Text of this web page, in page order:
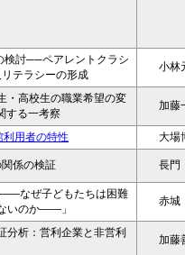
検討──ペアレントクラシ
テラシーの形成
小林
・高校生の職業希望の変
する一考察
加藤
用者の特性 大場
係の検証 長
――なぜ子どもたちは困難
いのか――」
赤
分析：営利企業と非営利
加藤